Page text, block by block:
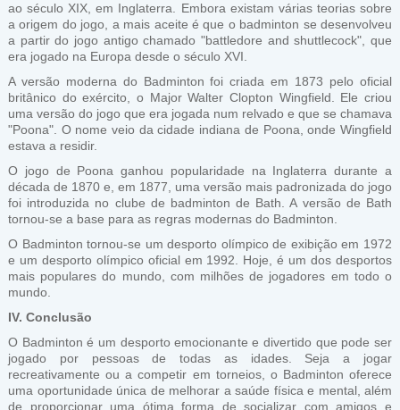
ao século XIX, em Inglaterra. Embora existam várias teorias sobre
a origem do jogo, a mais aceite é que o badminton se desenvolveu
a partir do jogo antigo chamado "battledore and shuttlecock", que
era jogado na Europa desde o século XVI.
A versão moderna do Badminton foi criada em 1873 pelo oficial
britânico do exército, o Major Walter Clopton Wingfield. Ele criou
uma versão do jogo que era jogada num relvado e que se chamava
"Poona". O nome veio da cidade indiana de Poona, onde Wingfield
estava a residir.
O jogo de Poona ganhou popularidade na Inglaterra durante a
década de 1870 e, em 1877, uma versão mais padronizada do jogo
foi introduzida no clube de badminton de Bath. A versão de Bath
tornou-se a base para as regras modernas do Badminton.
O Badminton tornou-se um desporto olímpico de exibição em 1972
e um desporto olímpico oficial em 1992. Hoje, é um dos desportos
mais populares do mundo, com milhões de jogadores em todo o
mundo.
IV. Conclusão
O Badminton é um desporto emocionante e divertido que pode ser
jogado por pessoas de todas as idades. Seja a jogar
recreativamente ou a competir em torneios, o Badminton oferece
uma oportunidade única de melhorar a saúde física e mental, além
de proporcionar uma ótima forma de socializar com amigos e